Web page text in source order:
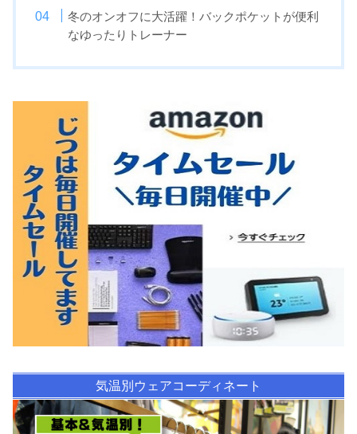
冬のオンオフに大活躍！バックポケットが便利
なゆったりトレーナー
気温別ウェアコーディネート